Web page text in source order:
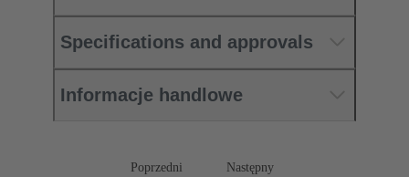
Specifications and approvals
Informacje handlowe
Poprzedni Następny